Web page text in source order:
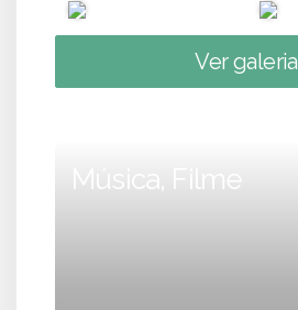
Ver galeria
Música, Filme